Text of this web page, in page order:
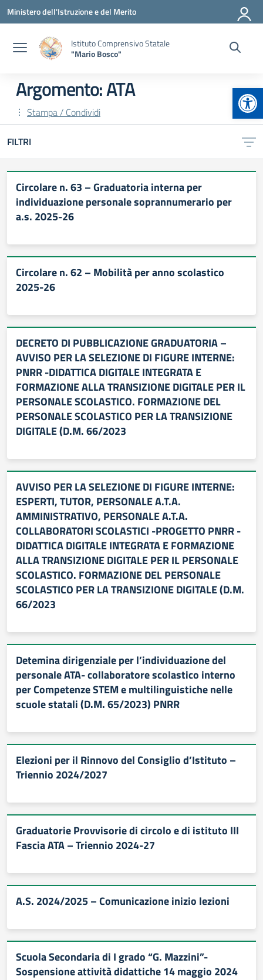
Vai ai contenuti
Vai al menu di navigazione
Vai al footer
Ministero dell'Istruzione e del Merito
Istituto Comprensivo Statale
"Mario Bosco"
Argomento: ATA
Stampa / Condividi
FILTRI
Circolare n. 63 – Graduatoria interna per
individuazione personale soprannumerario per
a.s. 2025-26
Circolare n. 62 – Mobilità per anno scolastico
2025-26
DECRETO DI PUBBLICAZIONE GRADUATORIA –
AVVISO PER LA SELEZIONE DI FIGURE INTERNE:
PNRR -DIDATTICA DIGITALE INTEGRATA E
FORMAZIONE ALLA TRANSIZIONE DIGITALE PER IL
PERSONALE SCOLASTICO. FORMAZIONE DEL
PERSONALE SCOLASTICO PER LA TRANSIZIONE
DIGITALE (D.M. 66/2023
AVVISO PER LA SELEZIONE DI FIGURE INTERNE:
ESPERTI, TUTOR, PERSONALE A.T.A.
AMMINISTRATIVO, PERSONALE A.T.A.
COLLABORATORI SCOLASTICI -PROGETTO PNRR -
DIDATTICA DIGITALE INTEGRATA E FORMAZIONE
ALLA TRANSIZIONE DIGITALE PER IL PERSONALE
SCOLASTICO. FORMAZIONE DEL PERSONALE
SCOLASTICO PER LA TRANSIZIONE DIGITALE (D.M.
66/2023
Detemina dirigenziale per l’individuazione del
personale ATA- collaboratore scolastico interno
per Competenze STEM e multilinguistiche nelle
scuole statali (D.M. 65/2023) PNRR
Elezioni per il Rinnovo del Consiglio d’Istituto –
Triennio 2024/2027
Graduatorie Provvisorie di circolo e di istituto III
Fascia ATA – Triennio 2024-27
A.S. 2024/2025 – Comunicazione inizio lezioni
Scuola Secondaria di I grado “G. Mazzini”-
Sospensione attività didattiche 14 maggio 2024